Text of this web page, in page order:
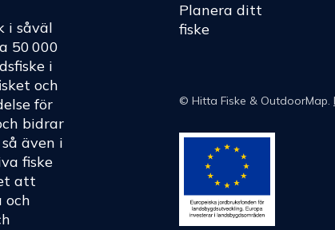
i såväl
50 000
i
och
för
bidrar
även i
fiske
att
och
Planera ditt
fiske
© Hitta Fiske & OutdoorMap.